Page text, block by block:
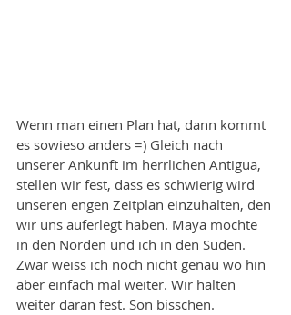
Wenn man einen Plan hat, dann kommt
es sowieso anders =) Gleich nach
unserer Ankunft im herrlichen Antigua,
stellen wir fest, dass es schwierig wird
unseren engen Zeitplan einzuhalten, den
wir uns auferlegt haben. Maya möchte
in den Norden und ich in den Süden.
Zwar weiss ich noch nicht genau wo hin
aber einfach mal weiter. Wir halten
weiter daran fest. Son bisschen.